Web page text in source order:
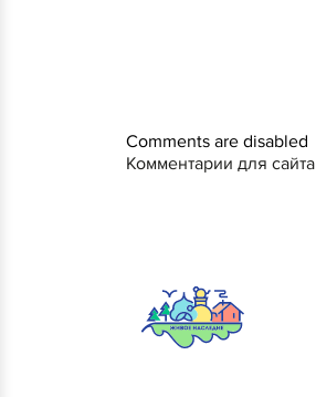
Comments are disabled
Комментарии для сайта